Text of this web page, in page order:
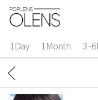
1Day 1Month
ログイン
カラコン比較
今月限定特典